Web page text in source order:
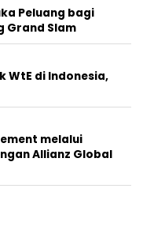
Peluang bagi
Grand Slam
WtE di Indonesia,
melalui
Allianz Global